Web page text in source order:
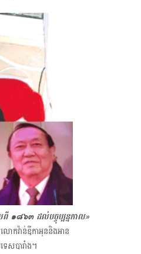
ពី ๑๘๖๓ ដល់បច្ចុប្បន្នកាល»
លោក​វ៉ាន់ឌីកាអុននិងអាន
សបារាំង។​​